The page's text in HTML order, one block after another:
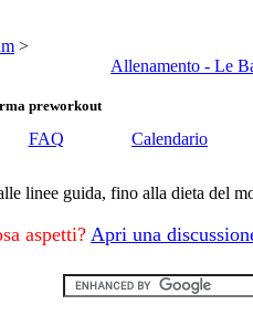
>
Allenamento - Le
preworkout
FAQ Calendario
linee guida, fino alla dieta del
aspetti? Apri una